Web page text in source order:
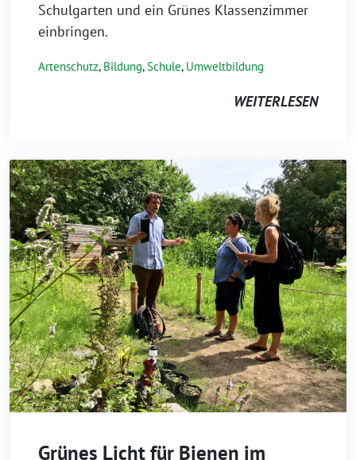
Schulgarten und ein Grünes Klassenzimmer
einbringen.
Artenschutz, Bildung,Schule, Umweltbildung
WEITERLESEN
Grünes Licht für Bienen im